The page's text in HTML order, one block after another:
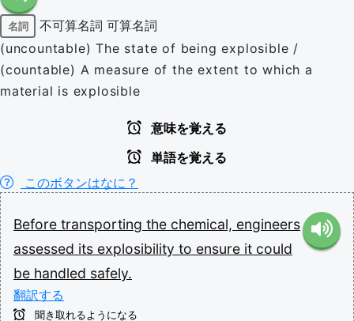
名詞 不可算名詞 可算名詞
(uncountable) The state of being explosible /
(countable) A measure of the extent to which a
material is explosible
意味を覚える
単語を覚える
このボタンはなに？
Before transporting the chemical, engineers
assessed its explosibility to ensure it could
be handled safely.
翻訳する
聞き取れるようになる